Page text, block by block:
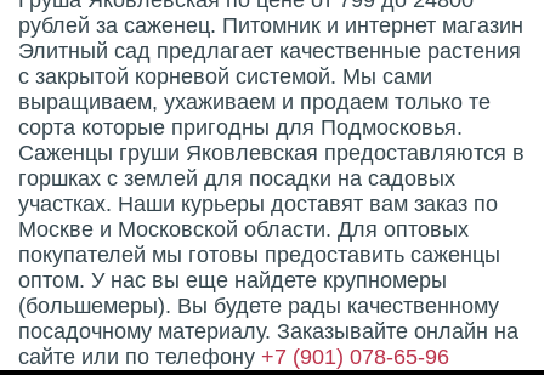
рублей за саженец. Питомник и интернет магазин
Элитный сад предлагает качественные растения
с закрытой корневой системой. Мы сами
выращиваем, ухаживаем и продаем только те
сорта которые пригодны для Подмосковья.
Саженцы груши Яковлевская предоставляются в
горшках с землей для посадки на садовых
участках. Наши курьеры доставят вам заказ по
Москве и Московской области. Для оптовых
покупателей мы готовы предоставить саженцы
оптом. У нас вы еще найдете крупномеры
(большемеры). Вы будете рады качественному
посадочному материалу. Заказывайте онлайн на
сайте или по телефону +7 (901) 078-65-96